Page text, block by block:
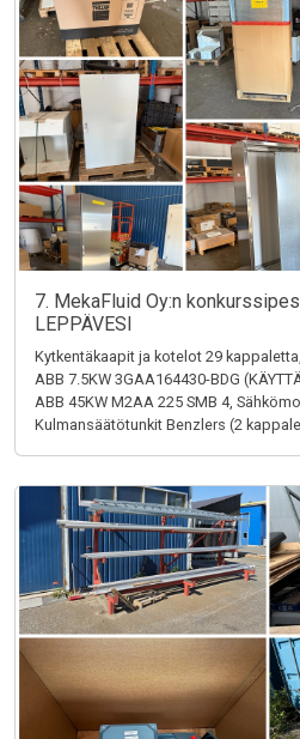
7. MekaFluid Oy:n
LEPPÄVESI
Kytkentäkaapit ja kotelot 29
ABB 7.5KW 3GAA164430-BDG
ABB 45KW M2AA 225 SMB 4,
Kulmansäätötunkit Benzlers (2